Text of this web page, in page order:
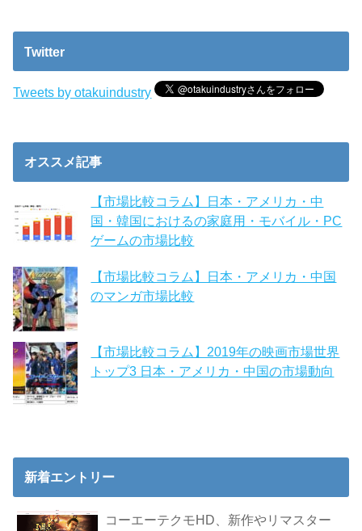
Twitter
Tweets by otakuindustry
オススメ記事
【市場比較コラム】日本・アメリカ・中
国・韓国におけるの家庭用・モバイル・PC
ゲームの市場比較
【市場比較コラム】日本・アメリカ・中国
のマンガ市場比較
【市場比較コラム】2019年の映画市場世界
トップ3 日本・アメリカ・中国の市場動向
新着エントリー
コーエーテクモHD、新作やリマスター